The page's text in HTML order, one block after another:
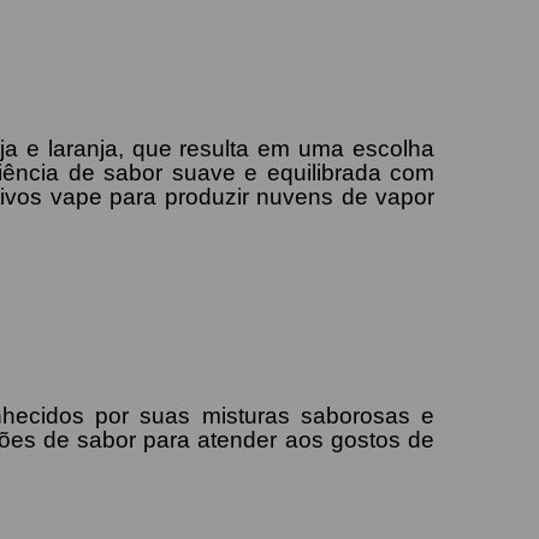
e laranja, que resulta em uma escolha
de sabor suave e equilibrada com
vape para produzir nuvens de vapor
por suas misturas saborosas e
de sabor para atender aos gostos de